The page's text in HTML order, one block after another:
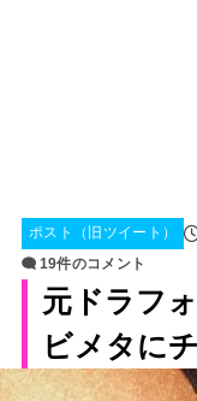
ポスト（旧ツイート）
19件のコメント
元ドラフ
ビメタに